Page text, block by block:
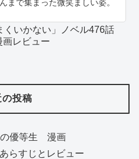
まで集まった微笑ましい姿。
くいかない」ノベル476話
画レビュー
の投稿
の優等生 漫画
らすじとレビュー